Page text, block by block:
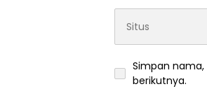
Simpan
berikutnya.